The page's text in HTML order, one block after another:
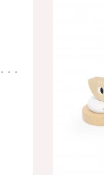
GIOCATTOLI DI